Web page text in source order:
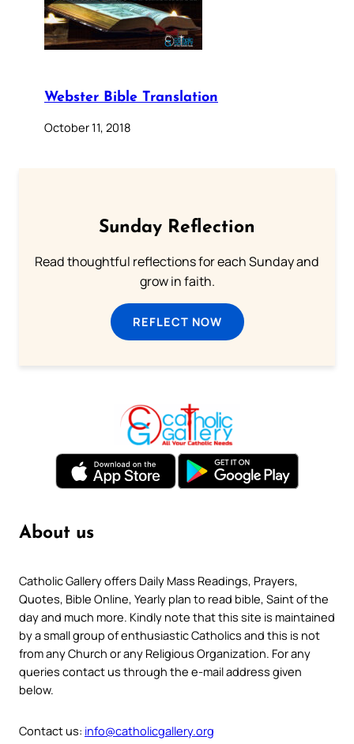
Webster Bible Translation
October 11, 2018
Sunday Reflection
Read thoughtful reflections for each Sunday and
grow in faith.
REFLECT NOW
About us
Catholic Gallery offers Daily Mass Readings, Prayers,
Quotes, Bible Online, Yearly plan to read bible, Saint of the
day and much more. Kindly note that this site is maintained
by a small group of enthusiastic Catholics and this is not
from any Church or any Religious Organization. For any
queries contact us through the e-mail address given
below.
Contact us: info@catholicgallery.org